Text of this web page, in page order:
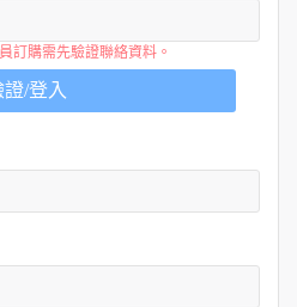
訂購需先驗證聯絡資料。
證/登入